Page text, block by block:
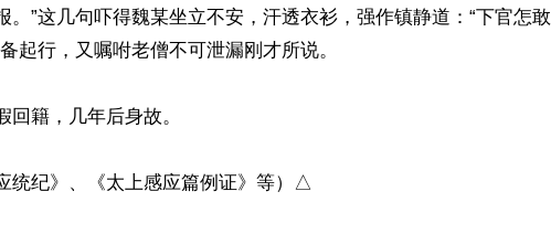
。”这几句吓得魏某坐立不安，汗透衣衫，强作镇静道：“下官怎敢
起行，又嘱咐老僧不可泄漏刚才所说。
籍，几年后身故。
统纪》、《太上感应篇例证》等）△